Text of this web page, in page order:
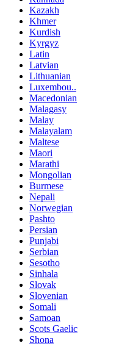
Kazakh
Khmer
Kurdish
Kyrgyz
Latin
Latvian
Lithuanian
Luxembou..
Macedonian
Malagasy
Malay
Malayalam
Maltese
Maori
Marathi
Mongolian
Burmese
Nepali
Norwegian
Pashto
Persian
Punjabi
Serbian
Sesotho
Sinhala
Slovak
Slovenian
Somali
Samoan
Scots Gaelic
Shona